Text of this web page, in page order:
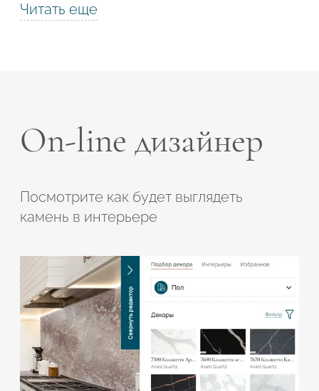
Читать еще
On-line дизайнер
Посмотрите как будет выглядеть
камень в интерьере